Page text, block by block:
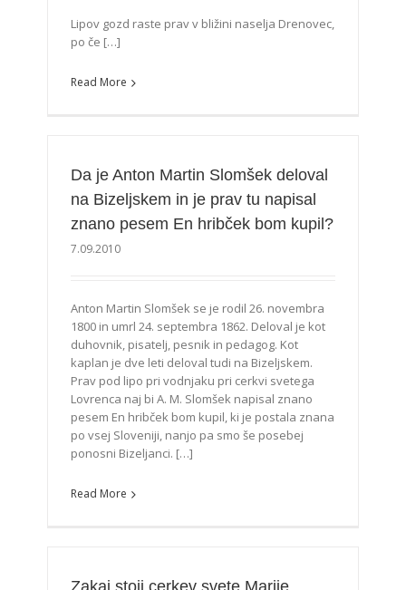
Lipov gozd raste prav v bližini naselja Drenovec,
po če […]
Read More
Da je Anton Martin Slomšek deloval
na Bizeljskem in je prav tu napisal
znano pesem En hribček bom kupil?
7.09.2010
Anton Martin Slomšek se je rodil 26. novembra
1800 in umrl 24. septembra 1862. Deloval je kot
duhovnik, pisatelj, pesnik in pedagog. Kot
kaplan je dve leti deloval tudi na Bizeljskem.
Prav pod lipo pri vodnjaku pri cerkvi svetega
Lovrenca naj bi A. M. Slomšek napisal znano
pesem En hribček bom kupil, ki je postala znana
po vsej Sloveniji, nanjo pa smo še posebej
ponosni Bizeljanci. […]
Read More
Zakaj stoji cerkev svete Marije